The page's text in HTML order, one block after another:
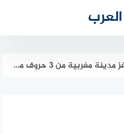
من 3 حروف من لغز 17 رمضان من لعبة رشفة رمضانية